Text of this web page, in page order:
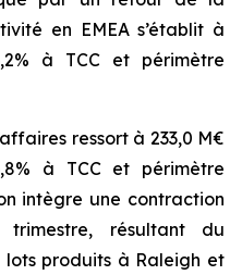
en EMEA s’établit à
à TCC et périmètre
ressort à 233,0 M€
à TCC et périmètre
intègre une contraction
résultant du
produits à Raleigh et